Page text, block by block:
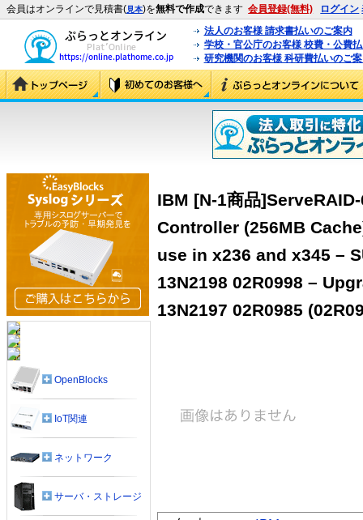
会員はオンラインで見積書(見本)を無料で作成できます 会員登録(無料) ログイン
法人のお客様 請求書払いのご案内
学校・官公庁のお客様 校費・公費
研究機関のお客様 科研費払いのご
IBM [N-1商品
Controller (256MB
use in x236 and x345 –
13N2198 02R0998 –
13N2197 02R0985
OpenBlocks
IoT関連
ネットワーク
サーバ・ストレージ